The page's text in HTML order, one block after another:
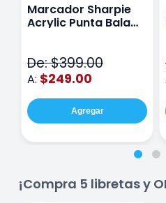
Marcador Sharpie
Acrylic Punta Bala
De: $399.00
A: $249.00
Agregar
¡Compra 5 libretas y